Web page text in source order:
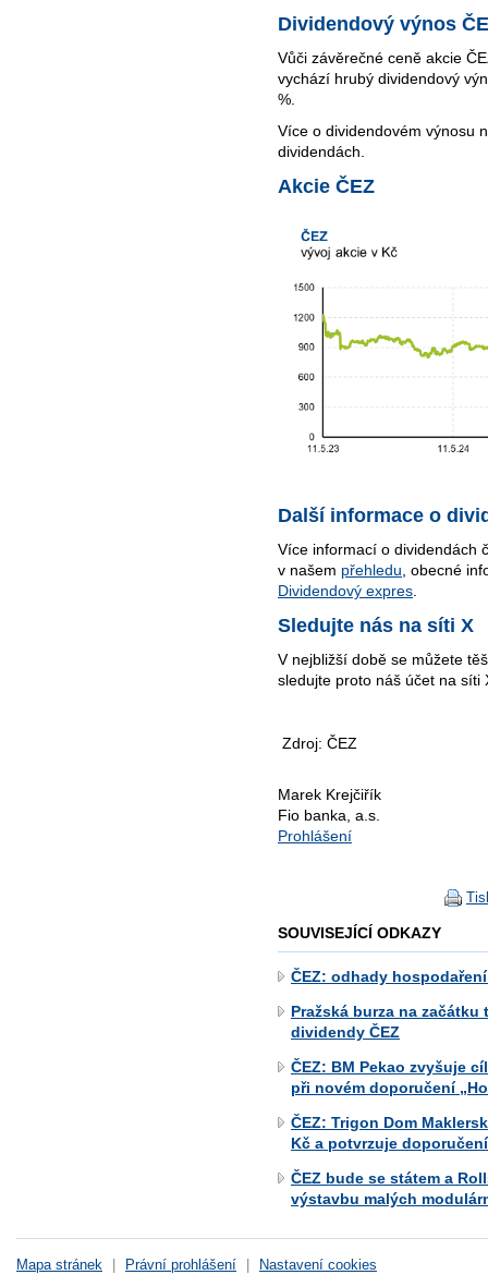
Dividendový výnos
Vůči závěrečné ceně akcie
vychází hrubý dividendový
%.
Více o dividendovém výnosu
dividendách.
Akcie ČEZ
Další informace o
Více informací o dividendách
v našem přehledu, obecné
Dividendový expres.
Sledujte nás na síti X
V nejbližší době se můžete
sledujte proto náš účet na síti
Zdroj: ČEZ
Marek Krejčiřík
Fio banka, a.s.
Prohlášení
SOUVISEJÍCÍ ODKAZY
ČEZ: odhady hospodaření
Pražská burza na
dividendy ČEZ
ČEZ: BM Pekao zvyšuje
při novém doporučení
ČEZ: Trigon Dom
Kč a potvrzuje
ČEZ bude se státem a
výstavbu malých
Mapa stránek Právní prohlášení Nastavení cookies